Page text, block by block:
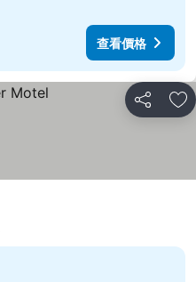
查看價格
分享 放